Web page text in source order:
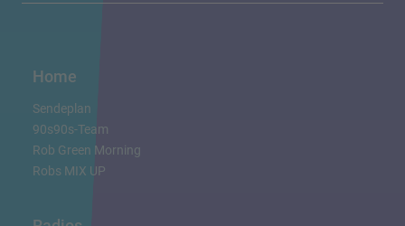
Home
Sendeplan
90s90s-Team
Rob Green Morning
Robs MIX UP